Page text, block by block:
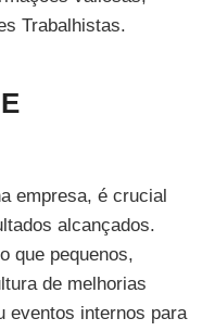
Trabalhistas.
empresa, é crucial
alcançados.
que pequenos,
de melhorias
eventos internos para